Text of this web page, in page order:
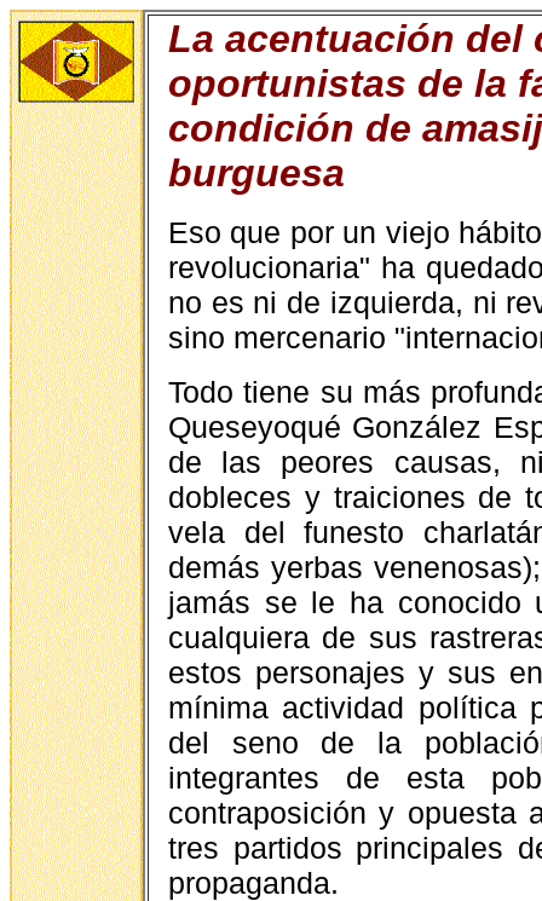
La acentuación del
oportunistas de la
condición de
burguesa
Eso que por un viejo
revolucionaria" ha
no es ni de izquierda, ni
sino mercenario
Todo tiene su más
Queseyoqué González
de las peores causas,
dobleces y traiciones de
vela del funesto
demás yerbas
jamás se le ha conocido
cualquiera de sus
estos personajes y sus
mínima actividad política
del seno de la
integrantes de esta
contraposición y opuesta
tres partidos principales
propaganda.